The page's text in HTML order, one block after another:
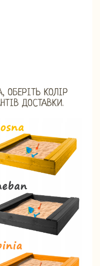
ОБЕРІТЬ КОЛІР
ДОСТАВКИ.